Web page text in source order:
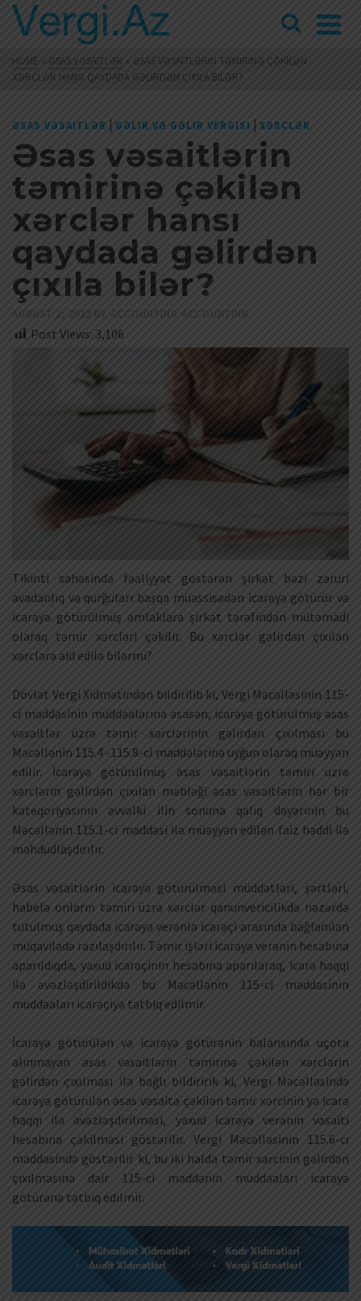
HOME » ƏSAS VƏSAITLƏR » ƏSAS VƏSAITLƏRIN TƏMIRINƏ ÇƏKILƏN
XƏRCLƏR HANSI QAYDADA GƏLIRDƏN ÇIXILA BILƏR?
ƏSAS VƏSAITLƏR | GƏLIR VƏ GƏLIR VERGISI | XƏRCLƏR
Əsas vəsaitlərin
təmirinə çəkilən
xərclər hansı
qaydada gəlirdən
çıxıla bilər?
AUGUST 2, 2022 BY ACCOUNTING ACCOUNTING
Post Views: 3,106
Tikinti sahəsində fəaliyyət göstərən şirkət bəzi zəruri
avadanlıq və qurğuları başqa müəssisədən icarəyə götürür və
icarəyə götürülmüş əmlaklara şirkət tərəfindən mütəmadi
olaraq təmir xərcləri çəkilir. Bu xərclər gəlirdən çıxılan
xərclərə aid edilə bilərmi?
Dövlət Vergi Xidmətindən bildirilib ki, Vergi Məcəlləsinin 115-
ci maddəsinin müddəalarına əsasən, icarəyə götürülmüş əsas
vəsaitlər üzrə təmir xərclərinin gəlirdən çıxılması bu
Məcəllənin 115.4 -115.8-ci maddələrinə uyğun olaraq müəyyən
edilir. İcarəyə götürülmüş əsas vəsaitlərin təmiri üzrə
xərclərin gəlirdən çıxılan məbləği əsas vəsaitlərin hər bir
kateqoriyasının əvvəlki ilin sonuna qalıq dəyərinin bu
Məcəllənin 115.1-ci maddəsi ilə müəyyən edilən faiz həddi ilə
məhdudlaşdırılır.
Əsas vəsaitlərin icarəyə götürülməsi müddətləri, şərtləri,
habelə onların təmiri üzrə xərclər qanunvericilikdə nəzərdə
tutulmuş qaydada icarəyə verənlə icarəçi arasında bağlanılan
müqavilədə razılaşdırılır. Təmir işləri icarəyə verənin hesabına
aparıldıqda, yaxud icarəçinin hesabına aparılaraq, icarə haqqı
ilə əvəzləşdirildikdə bu Məcəllənin 115-ci maddəsinin
müddəaları icarəçiyə tətbiq edilmir.
İcarəyə götürülən və icarəyə götürənin balansında uçota
alınmayan əsas vəsaitlərin təmirinə çəkilən xərclərin
gəlirdən çıxılması ilə bağlı bildiririk ki, Vergi Məcəlləsində
icarəyə götürülən əsas vəsaitə çəkilən təmir xərcinin ya icarə
haqqı ilə əvəzləşdirilməsi, yaxud icarəyə verənin vəsaiti
hesabına çəkilməsi göstərilir. Vergi Məcəlləsinin 115.6-cı
maddəsində göstərilir ki, bu iki halda təmir xərcinin gəlirdən
çıxılmasına dair 115-ci maddənin müddəaları icarəyə
götürənə tətbiq edilmir.